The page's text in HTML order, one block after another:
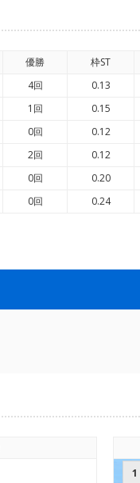
優勝 枠ST
4回 0.13
1回 0.15
0回 0.12
2回 0.12
0回 0.20
0回 0.24
1